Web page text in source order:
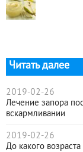
Читать далее
2019-02-26
Лечение запора
вскармливании
2019-02-26
До какого